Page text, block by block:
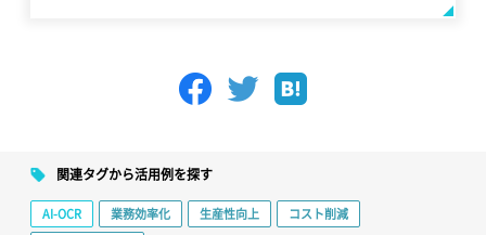
関連タグから活用例を探す
AI-OCR 業務効率化 生産性向上
コスト削減